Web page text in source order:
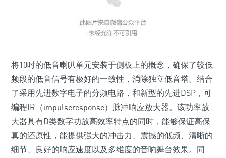
将10吋的低音喇叭单元安装于侧板上的概念，确保了较低
频段的低音信号有极好的一致性，消除独立低音塔。结合
了采用先进数字电子的分频电路，和新型的先进DSP，可
编程IR（impulseresponse）脉冲响应放大器。该功率放
大器具有D类数字功放高效率特点的同时，能够保证高保
真的还原性，能提供强大的冲击力、震撼的低频、清晰的
细节、良好的响应速度以及多维度的音响舞台效果。同